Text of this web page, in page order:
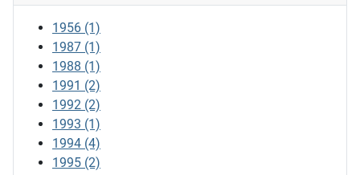
1956 (1)
1987 (1)
1988 (1)
1991 (2)
1992 (2)
1993 (1)
1994 (4)
1995 (2)